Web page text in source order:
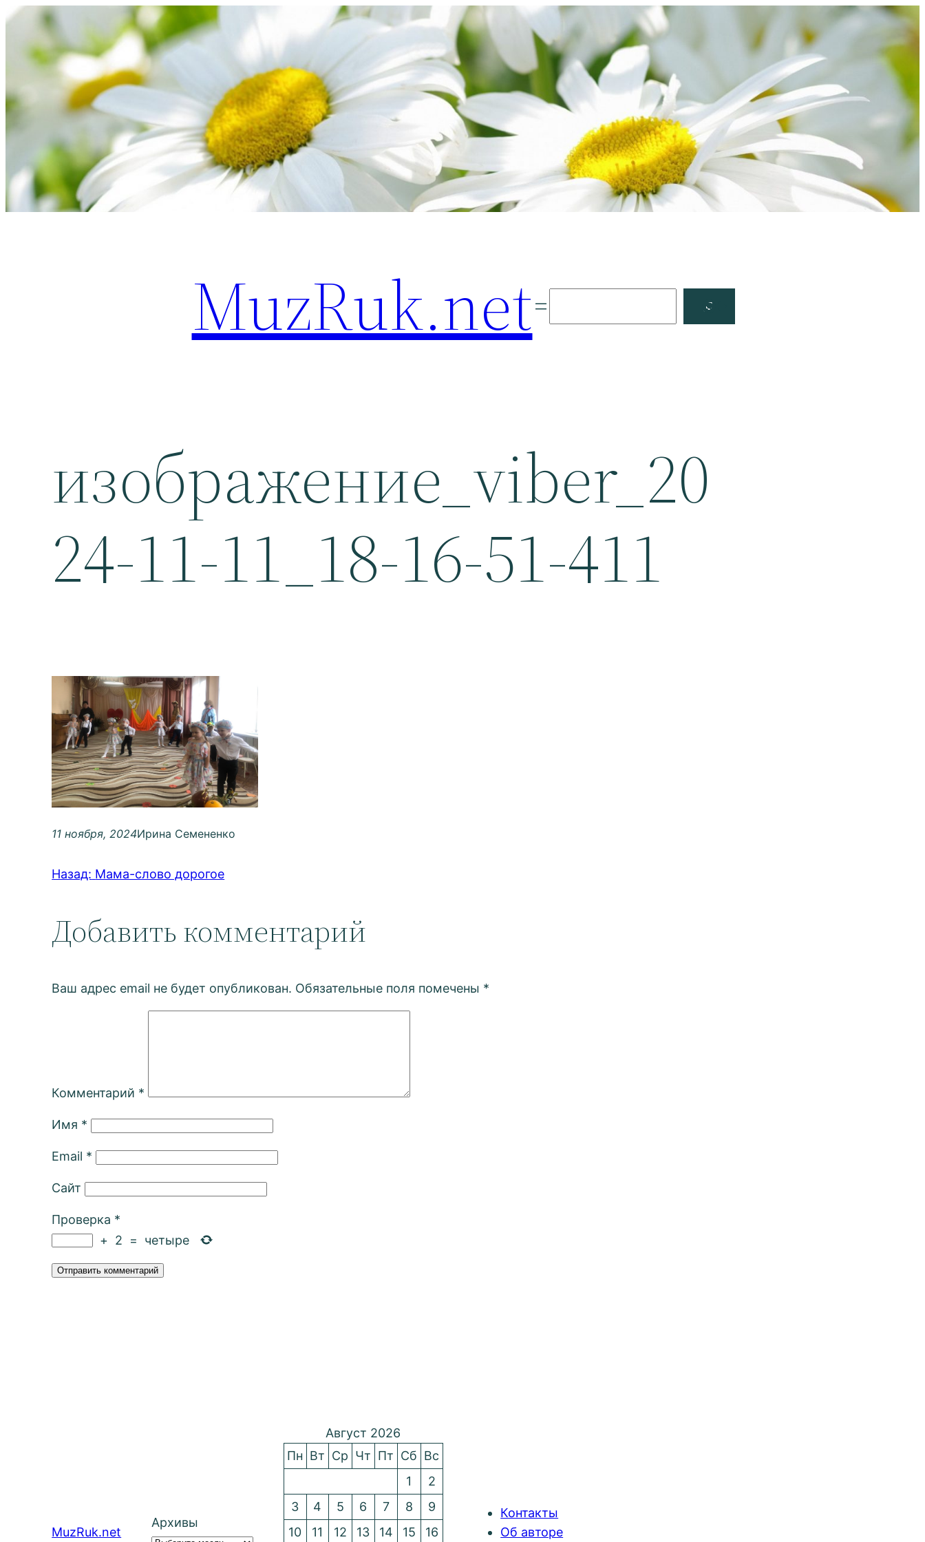
Перейти
содержимому
MuzRuk.net Facebook
изображение_viber_20
24-11-11_18-16-51-411
11 ноября, 2024Ирина Семененко
Назад: Мама-слово дорогое
Добавить комментарий
Ваш адрес email не будет опубликован. Обязательные поля помечены *
Комментарий *
Имя *
Email *
Сайт
Проверка *
+ 2 = четыре
MuzRuk.net
Архивы
Август 2026
Пн Вт Ср Чт Пт Сб Вс
1
2
3
4 5 6 7 8
9
10
11 12 13 14 15 16
Контакты
Об авторе